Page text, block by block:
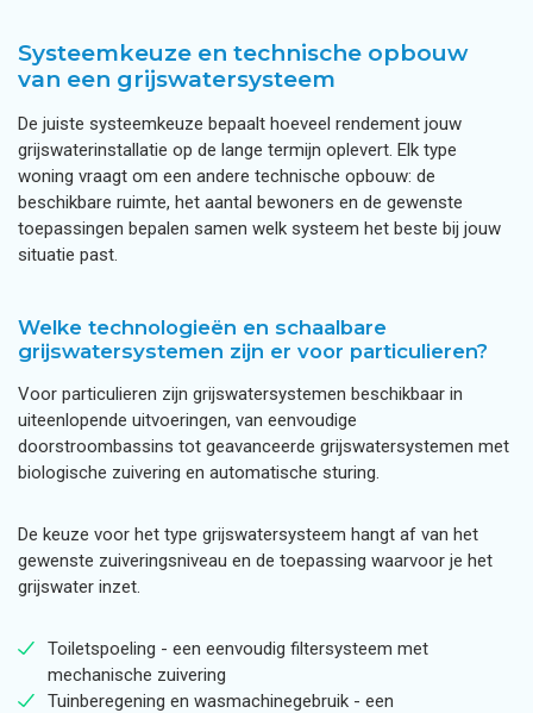
Systeemkeuze en technische opbouw
van een grijswatersysteem
De juiste systeemkeuze bepaalt hoeveel rendement jouw
grijswaterinstallatie op de lange termijn oplevert. Elk type
woning vraagt om een andere technische opbouw: de
beschikbare ruimte, het aantal bewoners en de gewenste
toepassingen bepalen samen welk systeem het beste bij jouw
situatie past.
Welke technologieën en schaalbare
grijswatersystemen zijn er voor particulieren?
Voor particulieren zijn grijswatersystemen beschikbaar in
uiteenlopende uitvoeringen, van eenvoudige
doorstroombassins tot geavanceerde grijswatersystemen met
biologische zuivering en automatische sturing.
De keuze voor het type grijswatersysteem hangt af van het
gewenste zuiveringsniveau en de toepassing waarvoor je het
grijswater inzet.
Toiletspoeling - een eenvoudig filtersysteem met
mechanische zuivering
Tuinberegening en wasmachinegebruik - een